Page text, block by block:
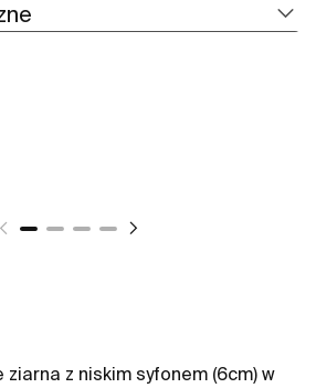
ziarna z niskim syfonem (6cm) w